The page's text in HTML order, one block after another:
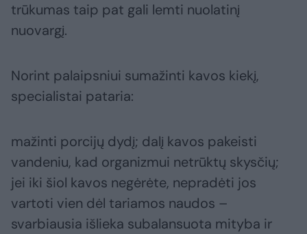
trūkumas taip pat gali lemti nuolatinį
nuovargį.
Norint palaipsniui sumažinti kavos kiekį,
specialistai pataria:
mažinti porcijų dydį; dalį kavos pakeisti
vandeniu, kad organizmui netrūktų skysčių;
jei iki šiol kavos negėrėte, nepradėti jos
vartoti vien dėl tariamos naudos –
svarbiausia išlieka subalansuota mityba ir